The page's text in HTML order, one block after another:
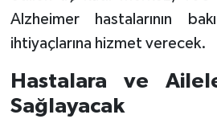
Alzheimer hastalarının
ihtiyaçlarına hizmet verecek.
Hastalara ve
Sağlayacak